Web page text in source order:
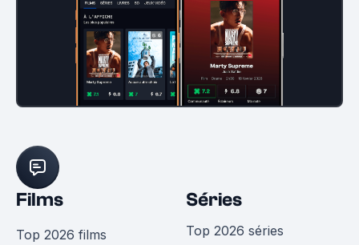
Films
Top 2026 films
Séries
Top 2026 séries